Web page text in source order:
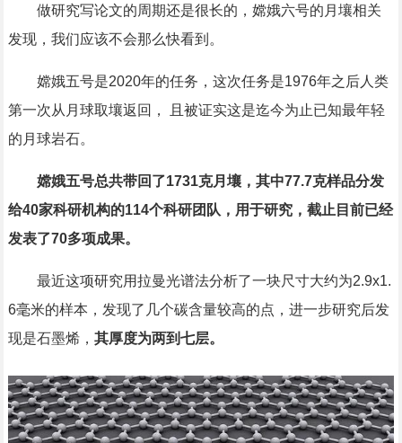
做研究写论文的周期还是很长的，嫦娥六号的月壤相关
发现，我们应该不会那么快看到。
嫦娥五号是2020年的任务，这次任务是1976年之后人类
第一次从月球取壤返回， 且被证实这是迄今为止已知最年轻
的月球岩石。
嫦娥五号总共带回了1731克月壤，其中77.7克样品分发
给40家科研机构的114个科研团队，用于研究，截止目前已经
发表了70多项成果。
最近这项研究用拉曼光谱法分析了一块尺寸大约为2.9x1.
6毫米的样本，发现了几个碳含量较高的点，进一步研究后发
现是石墨烯， 其厚度为两到七层。